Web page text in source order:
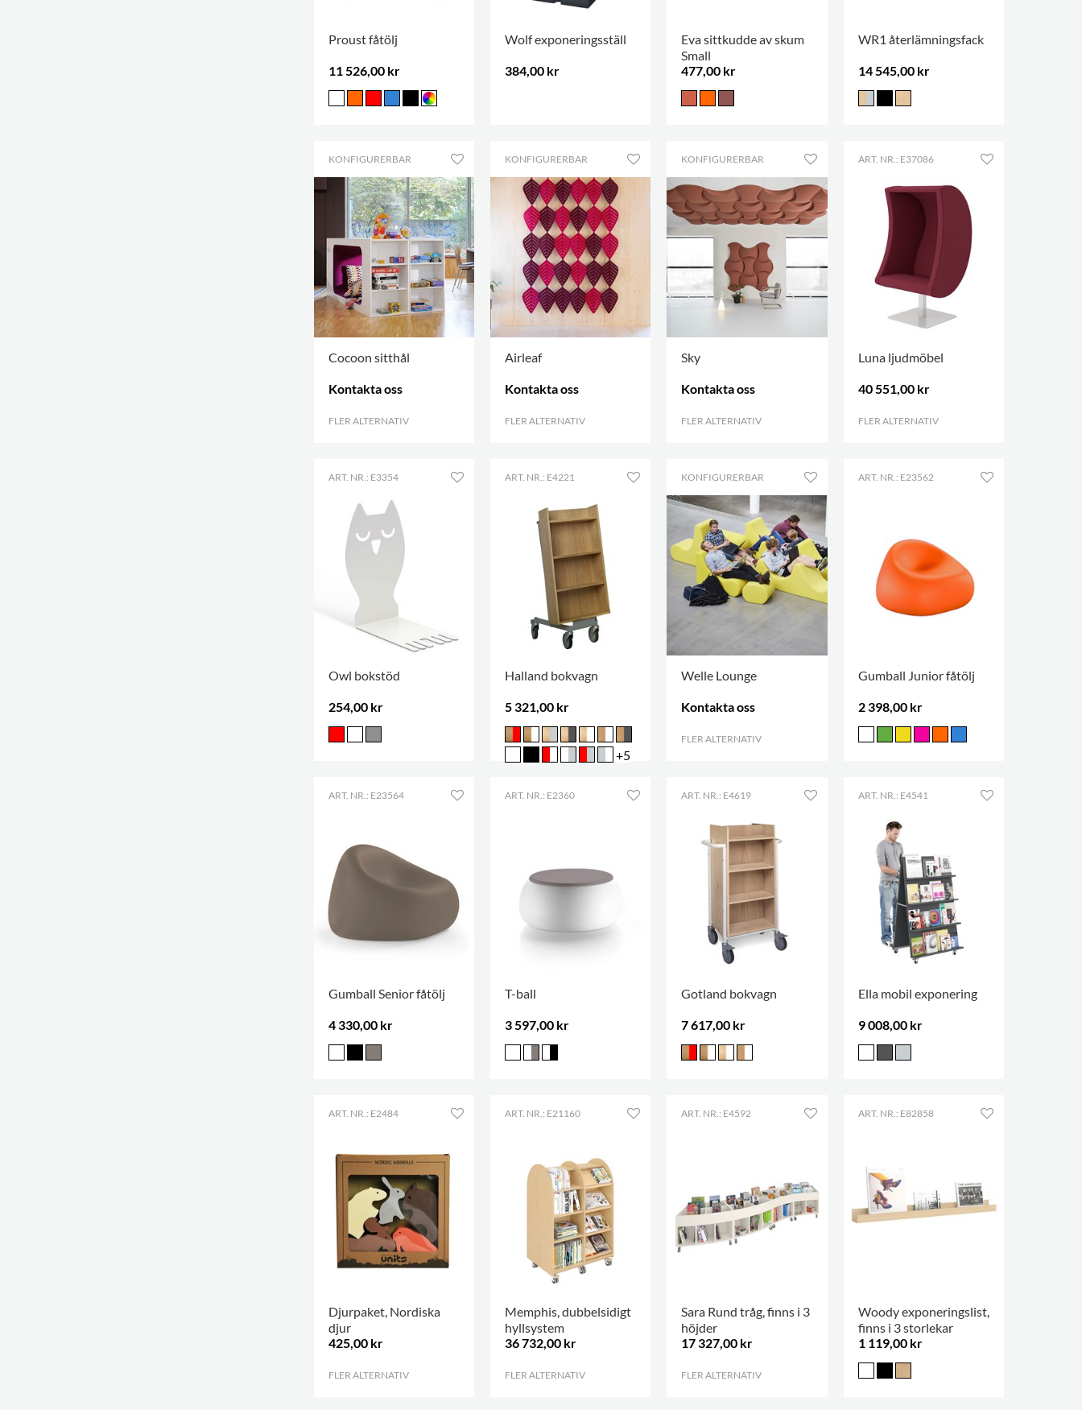
Proust fåtölj
11 526,00 kr
Wolf exponeringsställ
384,00 kr
Eva sittkudde av skum
Small
477,00 kr
WR1 återlämningsfack
14 545,00 kr
KONFIGURERBAR
Cocoon sitthål
Kontakta oss
FLER ALTERNATIV
KONFIGURERBAR
Airleaf
Kontakta oss
FLER ALTERNATIV
KONFIGURERBAR
Sky
Kontakta oss
FLER ALTERNATIV
ART. NR.: E37086
Luna ljudmöbel
40 551,00 kr
FLER ALTERNATIV
ART. NR.: E3354
Owl bokstöd
254,00 kr
ART. NR.: E4221
Halland bokvagn
5 321,00 kr
+5
KONFIGURERBAR
Welle Lounge
Kontakta oss
FLER ALTERNATIV
ART. NR.: E23562
Gumball Junior fåtölj
2 398,00 kr
ART. NR.: E23564
Gumball Senior fåtölj
4 330,00 kr
ART. NR.: E2360
T-ball
3 597,00 kr
ART. NR.: E4619
Gotland bokvagn
7 617,00 kr
ART. NR.: E4541
Ella mobil exponering
9 008,00 kr
ART. NR.: E2484
Djurpaket, Nordiska
djur
425,00 kr
FLER ALTERNATIV
ART. NR.: E21160
Memphis, dubbelsidigt
hyllsystem
36 732,00 kr
FLER ALTERNATIV
ART. NR.: E4592
Sara Rund tråg, finns i 3
höjder
17 327,00 kr
FLER ALTERNATIV
ART. NR.: E82858
Woody exponeringslist,
finns i 3 storlekar
1 119,00 kr